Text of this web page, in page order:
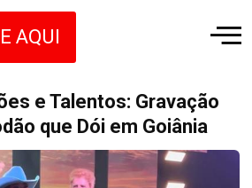
AQUI
e Talentos: Gravação
que Dói em Goiânia